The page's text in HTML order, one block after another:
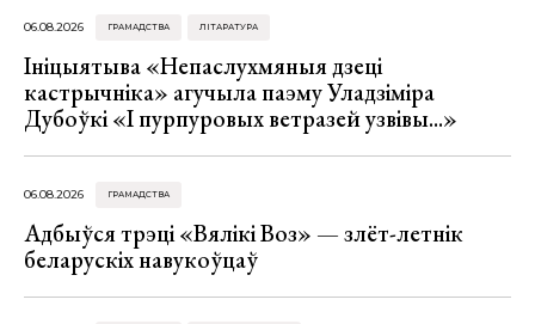
06.08.2026 ГРАМАДСТВА ЛІТАРАТУРА
Ініцыятыва «Непаслухмяныя дзеці
кастрычніка» агучыла паэму Уладзіміра
Дубоўкі «І пурпуровых ветразей узвівы...»
06.08.2026 ГРАМАДСТВА
Адбыўся трэці «Вялікі Воз» — злёт-летнік
беларускіх навукоўцаў